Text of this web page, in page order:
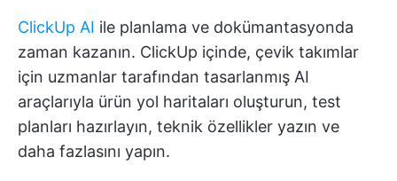
ClickUp AI ile planlama ve dokümantasyonda
zaman kazanın. ClickUp içinde, çevik takımlar
için uzmanlar tarafından tasarlanmış AI
araçlarıyla ürün yol haritaları oluşturun, test
planları hazırlayın, teknik özellikler yazın ve
daha fazlasını yapın.